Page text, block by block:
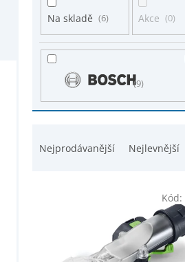
Nejprodávanější Nejlevnější
Na skladě 6 Akce 0
9
u
Kód: